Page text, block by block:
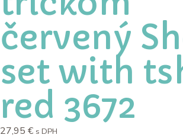
červený
set with
red 3672
27,95 € s DPH